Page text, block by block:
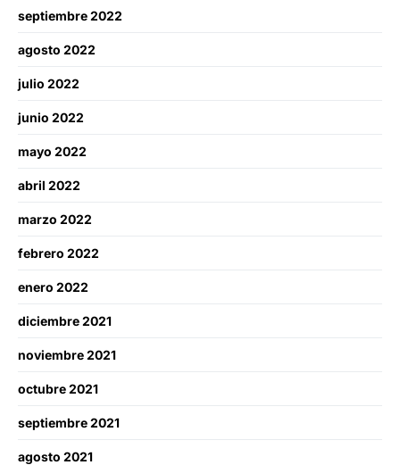
septiembre 2022
agosto 2022
julio 2022
junio 2022
mayo 2022
abril 2022
marzo 2022
febrero 2022
enero 2022
diciembre 2021
noviembre 2021
octubre 2021
septiembre 2021
agosto 2021